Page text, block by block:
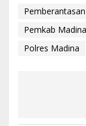
Pemkab Madina
Polres Madina